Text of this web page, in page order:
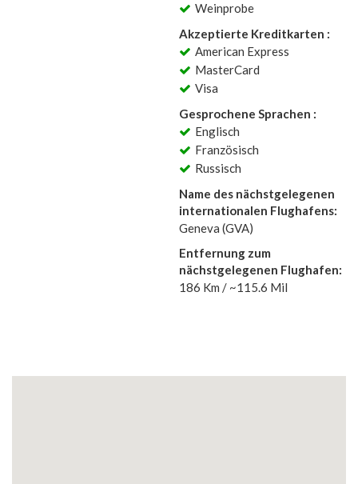
Weinprobe
Akzeptierte Kreditkarten :
American Express
MasterCard
Visa
Gesprochene Sprachen :
Englisch
Französisch
Russisch
Name des nächstgelegenen
internationalen Flughafens:
Geneva (GVA)
Entfernung zum
nächstgelegenen Flughafen:
186 Km / ~115.6 Mil